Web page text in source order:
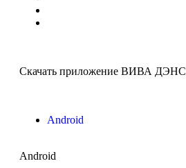
Скачать приложение ВИВА ДЭНС
Android
Android